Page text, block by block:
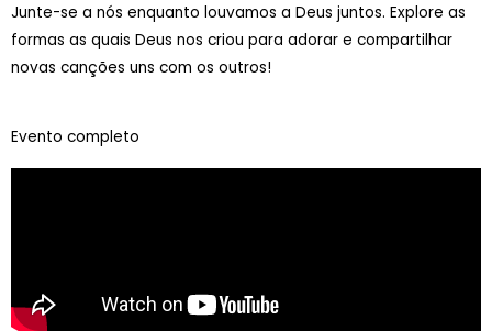
Junte-se a nós enquanto louvamos a Deus juntos. Explore as
formas as quais Deus nos criou para adorar e compartilhar
novas canções uns com os outros!
Evento completo